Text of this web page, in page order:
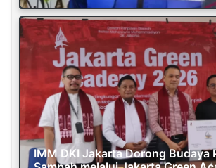
IMM DKI Jakarta Dorong Budaya